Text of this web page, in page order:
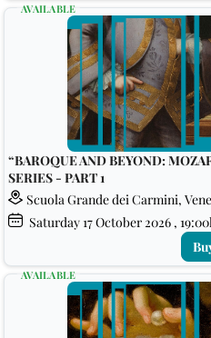
“BAROQUE AND BEYOND:
SERIES - PART 1
Scuola Grande dei Carmini,
Saturday17October 2026 ,
AVAILABLE
AVAILABLE